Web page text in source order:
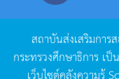
สถาบันส่งเสริมการ
กระทรวงศึกษาธิการ เป็
เว็บไซต์คลังความรู้